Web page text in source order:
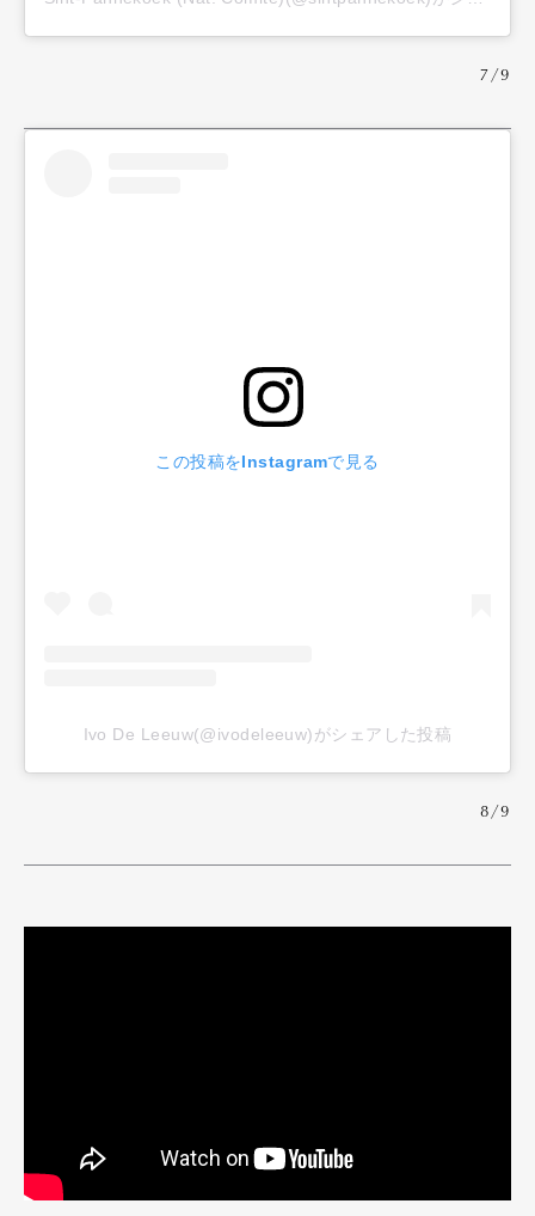
GourmetCars
Official Columnist
About
7/9
この投稿をInstagramで見る
Ivo De Leeuw(@ivodeleeuw)がシェアした投稿
8/9